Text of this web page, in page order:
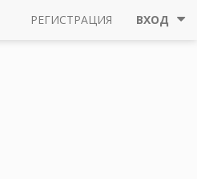
РЕГИСТРАЦИЯ ВХОД